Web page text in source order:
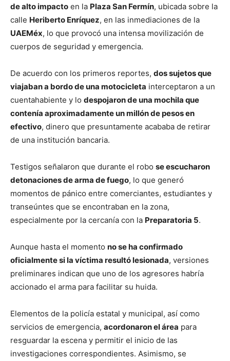
de alto impacto en la Plaza San Fermín, ubicada sobre la
calle Heriberto Enríquez, en las inmediaciones de la
UAEMéx, lo que provocó una intensa movilización de
cuerpos de seguridad y emergencia.
De acuerdo con los primeros reportes, dos sujetos que
viajaban a bordo de una motocicleta interceptaron a un
cuentahabiente y lo despojaron de una mochila que
contenía aproximadamente un millón de pesos en
efectivo, dinero que presuntamente acababa de retirar
de una institución bancaria.
Testigos señalaron que durante el robo se escucharon
detonaciones de arma de fuego, lo que generó
momentos de pánico entre comerciantes, estudiantes y
transeúntes que se encontraban en la zona,
especialmente por la cercanía con la Preparatoria 5.
Aunque hasta el momento no se ha confirmado
oficialmente si la víctima resultó lesionada, versiones
preliminares indican que uno de los agresores habría
accionado el arma para facilitar su huida.
Elementos de la policía estatal y municipal, así como
servicios de emergencia, acordonaron el área para
resguardar la escena y permitir el inicio de las
investigaciones correspondientes. Asimismo, se